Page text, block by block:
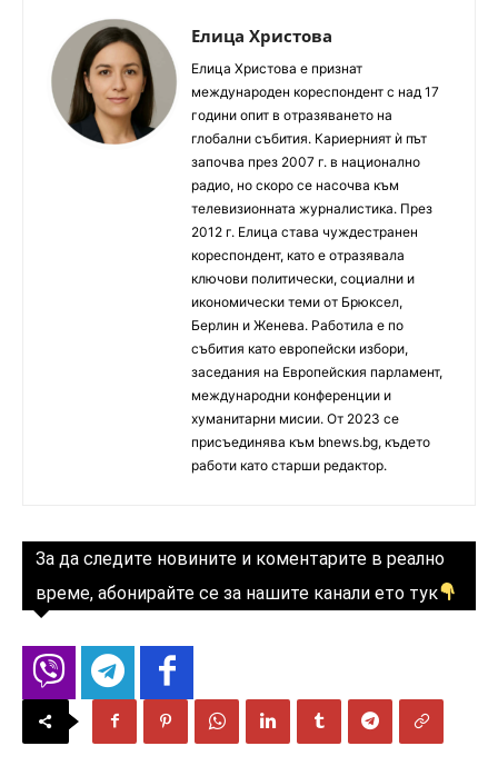
Елица Христова
Елица Христова е признат
международен кореспондент с над 17
години опит в отразяването на
глобални събития. Кариерният ѝ път
започва през 2007 г. в национално
радио, но скоро се насочва към
телевизионната журналистика. През
2012 г. Елица става чуждестранен
кореспондент, като е отразявала
ключови политически, социални и
икономически теми от Брюксел,
Берлин и Женева. Работила е по
събития като европейски избори,
заседания на Европейския парламент,
международни конференции и
хуманитарни мисии. От 2023 се
присъединява към bnews.bg, където
работи като старши редактор.
За да следите новините и коментарите в реално
време, абонирайте се за нашите канали ето тук